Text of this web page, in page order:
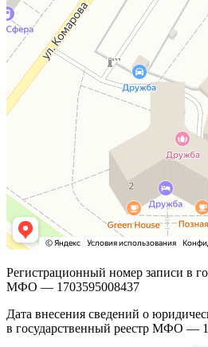
Регистрационный номер записи в
МФО — 1703595008437
Дата внесения сведений о
в государственный реестр МФО —